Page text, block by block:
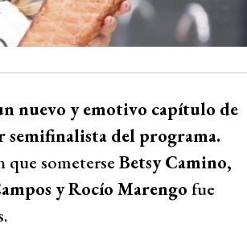
nuevo y emotivo capítulo de
del programa.
que someterse Betsy Camino,
y Rocío Marengo fue